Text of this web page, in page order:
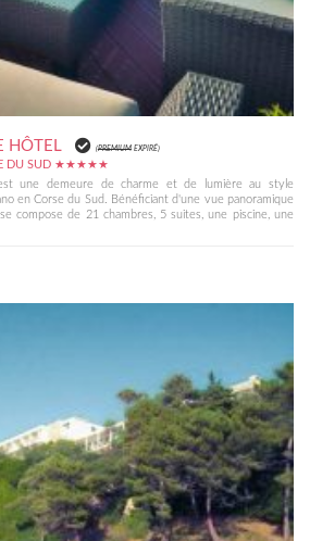
HÔTEL (PREMIUMEXPIRÉ)
DU SUD ★★★★★
une demeure de charme et de lumière au style
en Corse du Sud. Bénéficiant d'une vue panoramique
compose de 21 chambres, 5 suites, une piscine, une